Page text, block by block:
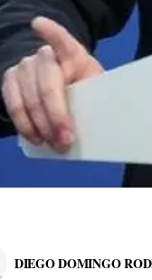
DIEGO DOMINGO